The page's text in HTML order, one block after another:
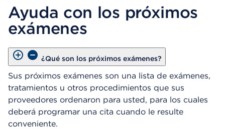
e
u
C
u
a
d
r
o
e
Ayuda con los próximos
exámenes
¿Qué son los próximos exámenes?
Sus próximos exámenes son una lista de exámenes,
tratamientos u otros procedimientos que sus
proveedores ordenaron para usted, para los cuales
deberá programar una cita cuando le resulte
conveniente.